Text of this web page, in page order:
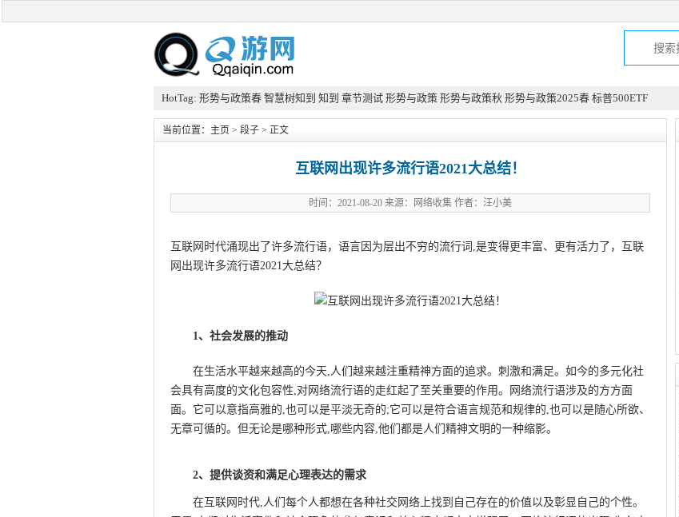
HotTag: 形势与政策春 智慧树知到 知到 章节测试 形势与政策 形势与政策秋 形势与政策2025春 标普500ETF
当前位置： 主页 > 段子 > 正文
互联网出现许多流行语2021大总结！
时间：2021-08-20 来源：网络收集 作者：汪小美
互联网时代涌现出了许多流行语，语言因为层出不穷的流行词,是变得更丰富、更有活力了，互联
网出现许多流行语2021大总结？
1、社会发展的推动
在生活水平越来越高的今天,人们越来越注重精神方面的追求。刺激和满足。如今的多元化社
会具有高度的文化包容性,对网络流行语的走红起了至关重要的作用。网络流行语涉及的方方面
面。它可以意指高雅的,也可以是平淡无奇的;它可以是符合语言规范和规律的,也可以是随心所欲、
无章可循的。但无论是哪种形式,哪些内容,他们都是人们精神文明的一种缩影。
2、提供谈资和满足心理表达的需求
在互联网时代,人们每个人都想在各种社交网络上找到自己存在的价值以及彰显自己的个性。